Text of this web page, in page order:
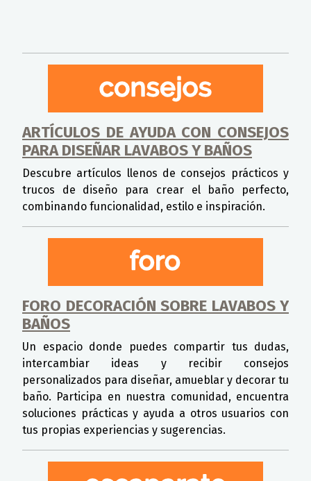
ARTÍCULOS DE AYUDA CON CONSEJOS
PARA DISEÑAR LAVABOS Y BAÑOS
Descubre artículos llenos de consejos prácticos y
trucos de diseño para crear el baño perfecto,
combinando funcionalidad, estilo e inspiración.
FORO DECORACIÓN SOBRE LAVABOS Y
BAÑOS
Un espacio donde puedes compartir tus dudas,
intercambiar ideas y recibir consejos
personalizados para diseñar, amueblar y decorar tu
baño. Participa en nuestra comunidad, encuentra
soluciones prácticas y ayuda a otros usuarios con
tus propias experiencias y sugerencias.